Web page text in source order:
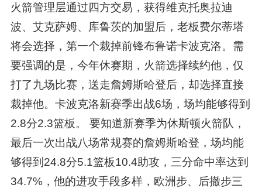
火箭管理层通过四方交易，获得维克托奥拉迪
波、艾克萨姆、库鲁茨的加盟后，老板费尔蒂塔
将会选择，第一个裁掉前锋布鲁诺卡波克洛。需
要强调的是，今年休赛期，火箭选择续约他，仅
打了九场比赛，送走詹姆斯哈登后，却选择直接
裁掉他。卡波克洛新赛季出战6场，场均能够得到
2.8分2.3篮板。 要知道新赛季为休斯顿火箭队，
最后一次出战八场常规赛的詹姆斯哈登，场均能
够得到24.8分5.1篮板10.4助攻，三分命中率达到
34.7%，他的进攻手段多样，欧洲步、后撤步三